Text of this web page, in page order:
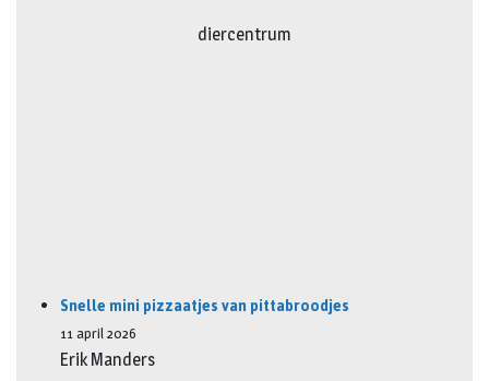
diercentrum
Snelle mini pizzaatjes van pittabroodjes
11 april 2026
Erik Manders